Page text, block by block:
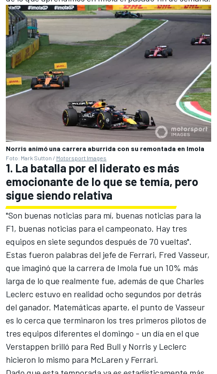
Norris animó una carrera aburrida con su remontada en Imola
Foto: Mark Sutton / Motorsport Images
1. La batalla por el liderato es más
emocionante de lo que se temía, pero
sigue siendo relativa
"Son buenas noticias para mí, buenas noticias para la
F1, buenas noticias para el campeonato. Hay tres
equipos en siete segundos después de 70 vueltas".
Estas fueron palabras del jefe de Ferrari, Fred Vasseur,
que imaginó que la carrera de Imola fue un 10% más
larga de lo que realmente fue, además de que Charles
Leclerc estuvo en realidad ocho segundos por detrás
del ganador. Matemáticas aparte, el punto de Vasseur
es lo cerca que terminaron los tres primeros pilotos de
tres equipos diferentes el domingo - un día en el que
Verstappen brilló para Red Bull y Norris y Leclerc
hicieron lo mismo para McLaren y Ferrari.